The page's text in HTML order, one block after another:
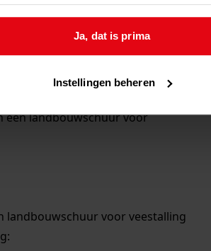
Ja, dat is prima
Instellingen beheren
een landbouwschuur voor
landbouwschuur voor veestalling